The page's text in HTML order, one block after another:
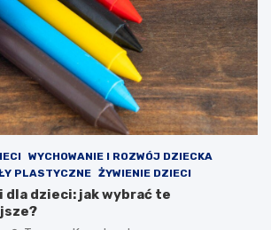
WYCHOWANIE I ROZWÓJ DZIECKA
PLASTYCZNE ŻYWIENIE DZIECI
dla dzieci: jak wybrać te